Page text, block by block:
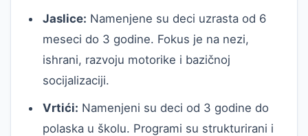
Jaslice: Namenjene su deci uzrasta od 6
meseci do 3 godine. Fokus je na nezi,
ishrani, razvoju motorike i bazičnoj
socijalizaciji.
Vrtići: Namenjeni su deci od 3 godine do
polaska u školu. Programi su strukturirani i